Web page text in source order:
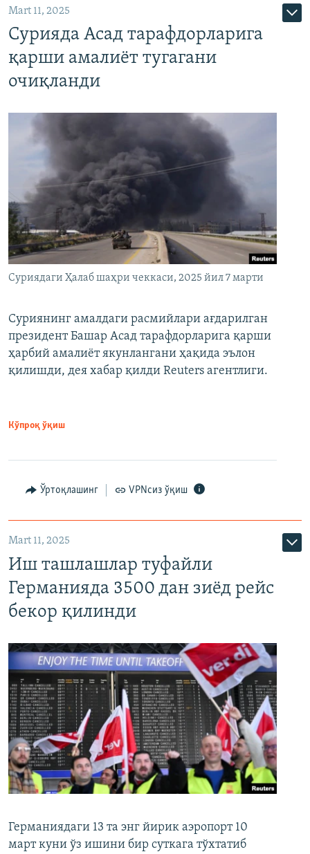
Mart 11, 2025
Сурияда Асад тарафдорларига
қарши амалиёт тугагани
очиқланди
Суриядаги Ҳалаб шаҳри чеккаси, 2025 йил 7 марти
Суриянинг амалдаги расмийлари ағдарилган
президент Башар Асад тарафдорларига қарши
ҳарбий амалиёт якунлангани ҳақида эълон
қилишди, дея хабар қилди Reuters агентлиги.
Кўпроқ ўқиш
Ўртоқлашинг VPNсиз ўқиш
Mart 11, 2025
Иш ташлашлар туфайли
Германияда 3500 дан зиёд рейс
бекор қилинди
Германиядаги 13 та энг йирик аэропорт 10
март куни ўз ишини бир суткага тўхтатиб